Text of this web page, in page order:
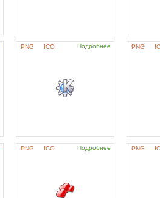
PNG ICO Подробнее PNG
PNG ICO Подробнее PNG